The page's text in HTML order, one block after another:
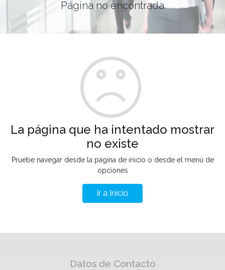
Página no encontrada
La página que ha intentado mostrar
no existe
Pruebe navegar desde la página de inicio o desde el menú de
opciones
Ir a Inicio
Datos de Contacto